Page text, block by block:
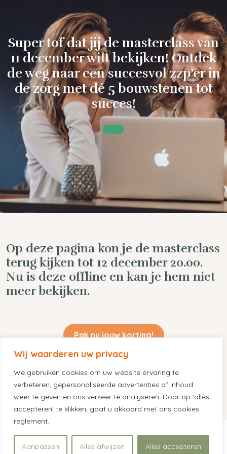
Wij waarderen uw privacy
We gebruiken cookies om uw website ervaring te
verbeteren, gepersonaliseerde advertenties of inhoud
weer te geven en ons verkeer te analyseren. Door op ‘alles
accepteren’ te klikken, gaat u akkoord met ons cookies
reglement.
Aanpassen Alles afwijzen Alles accepteren
Super tof dat jij de masterclass van
11 december wilt bekijken! Ontdek
de weg naar een succesvol zzp’er in
de zorg met dé 5 bouwstenen tot
succes!
Op deze pagina kon je de masterclass
terug kijken tot 12 december 20.00.
Nu is deze offline en kan je hem niet
meer bekijken.
Pak nu jouw korting!
Statement